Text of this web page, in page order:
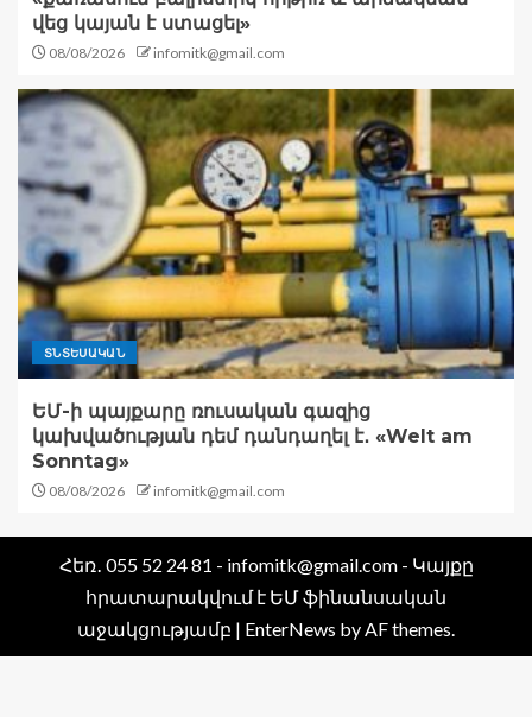
վեց կայան է ստացել»
08/08/2026 infomitk@gmail.com
ՏՆՏԵՍԱԿԱՆ
ԵՄ-ի պայքարը ռուսական գազից
կախվածության դեմ դանդաղել է․ «Welt am
Sonntag»
08/08/2026 infomitk@gmail.com
Հեռ․ 055 52 24 81 - infomitk@gmail.com - Կայքը
հրատարակվում է ԵՄ ֆինանսական
աջակցությամբ | EnterNews by AF themes.